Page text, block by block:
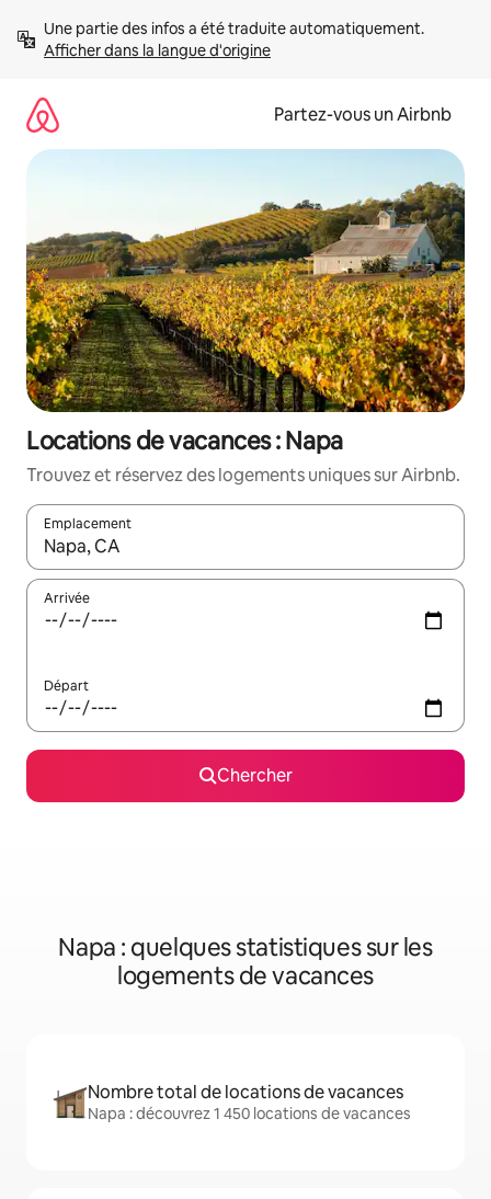
directement
Afficher dans la langue d'origine
Partez-vous un Airbnb
Locations de vacances : Napa
Trouvez et réservez des logements uniques sur Airbnb.
Emplacement
Quand les résultats sont affichés, parcourez-les en utilisant
Arrivée
Départ
Chercher
Napa : quelques statistiques sur les
logements de vacances
Nombre total de locations de vacances
Napa : découvrez 1 450 locations de vacances